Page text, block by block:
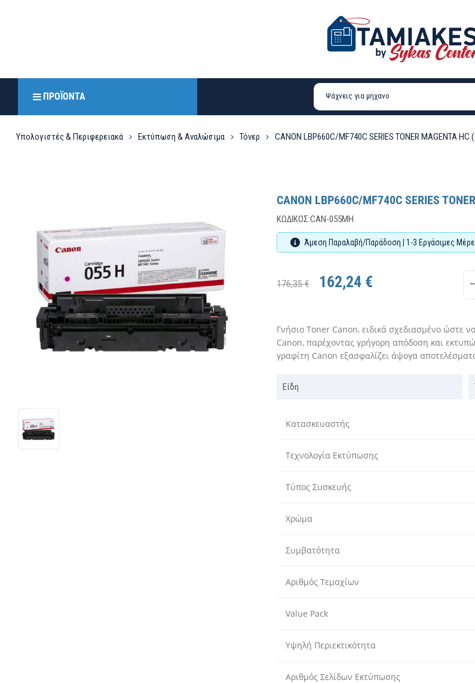
ΠΡΟΪΌΝΤΑ
Υπολογιστές & Περιφερειακά Εκτύπωση & Αναλώσιμα Τόνερ CANON LBP660C/MF740C SERIES TONER MAGENTA
CANON LBP660C/MF740C SERIES
ΚΩΔΙΚΌΣ:CAN-055MH
Άμεση Παραλαβή/Παράδοση | 1-3 Εργάσιμες
176,35 € 162,24 €
Γνήσιο Toner Canon, ειδικά σχεδιασμένο ώστε
Canon, παρέχοντας γρήγορη απόδοση και
γραφίτη Canon εξασφαλίζει άψογα
Είδη
Κατασκευαστής
Τεχνολογία Εκτύπωσης
Τύπος Συσκευής
Xρώμα
Συμβατότητα
Αριθμός Τεμαχίων
Value Pack
Υψηλή Περιεκτικότητα
Αριθμός Σελίδων Εκτύπωσης